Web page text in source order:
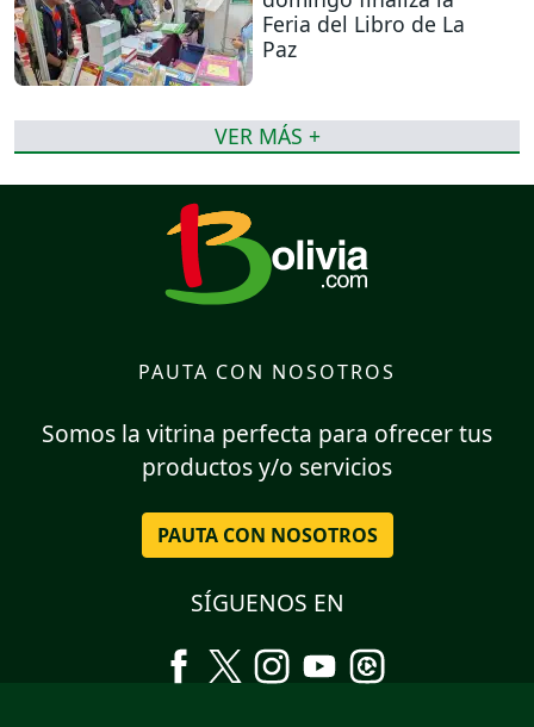
Feria del Libro de La
Paz
VER MÁS +
PAUTA CON NOSOTROS
Somos la vitrina perfecta para ofrecer tus
productos y/o servicios
PAUTA CON NOSOTROS
SÍGUENOS EN